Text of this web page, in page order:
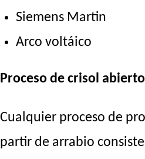
Siemens Martin
Arco voltáico
Proceso de crisol abierto
Cualquier proceso de
partir de arrabio